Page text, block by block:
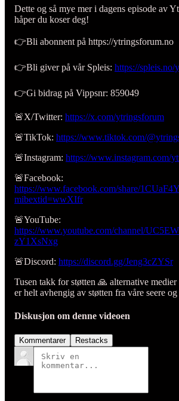
Dette og så mye mer i dagens episode av
håper du koser deg!
👉Bli abonnent på https://ytringsforum.no
👉Bli giver på vår Spleis: https://spleis.no/
👉Gi bidrag på Vippsnr: 859049
🚨X/Twitter: https://x.com/ytringsforum
🚨TikTok: https://www.tiktok.com/
🚨Instagram: https://www.instagram.com/
🚨Facebook:
https://www.facebook.com/share/
mibextid=wwXIfr
🚨YouTube:
https://www.youtube.com/channel/
zY1XsNxg
🚨Discord: https://discord.gg/Jeng3cZYSr
Tusen takk for støtten 🙏 alternative
er helt avhengig av støtten fra våre seere
Diskusjon om denne videoen
Kommentarer Restacks